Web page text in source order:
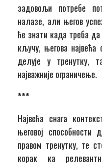
задовољи потребе
налазе, али његов
ће знати када треба
кључу, његова највећа
делује у тренутку,
најважније ограничење.
***
Највећа снага
његовој способности
правом тренутку, те
корак ка